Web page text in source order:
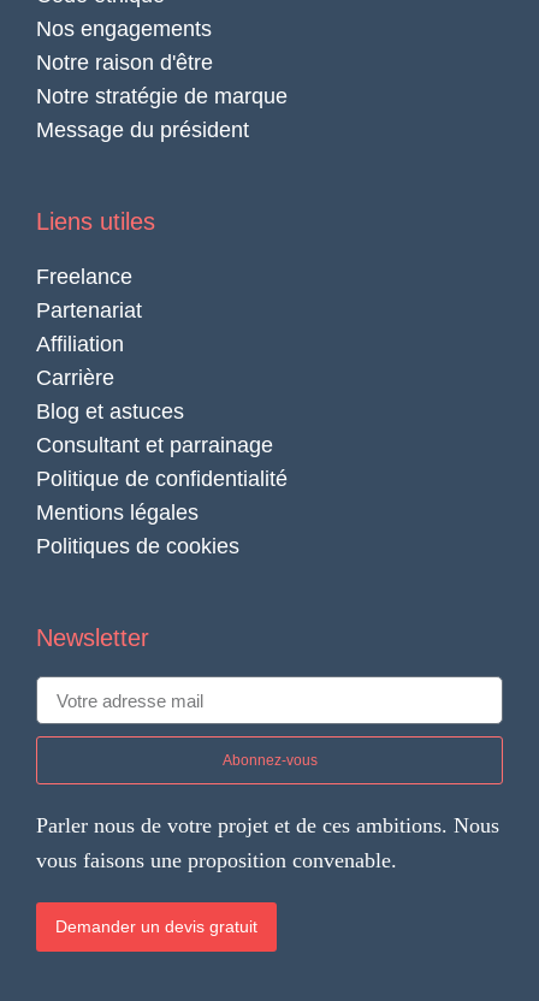
Nos engagements
Notre raison d'être
Notre stratégie de marque
Message du président
Liens utiles
Freelance
Partenariat
Affiliation
Carrière
Blog et astuces
Consultant et parrainage
Politique de confidentialité
Mentions légales
Politiques de cookies
Newsletter
Abonnez-vous
Parler nous de votre projet et de ces ambitions. Nous
vous faisons une proposition convenable.
Demander un devis gratuit